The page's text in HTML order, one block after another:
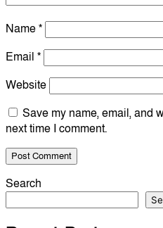
Name*
Email *
Website
Save my name, email, and
next time I comment.
Search